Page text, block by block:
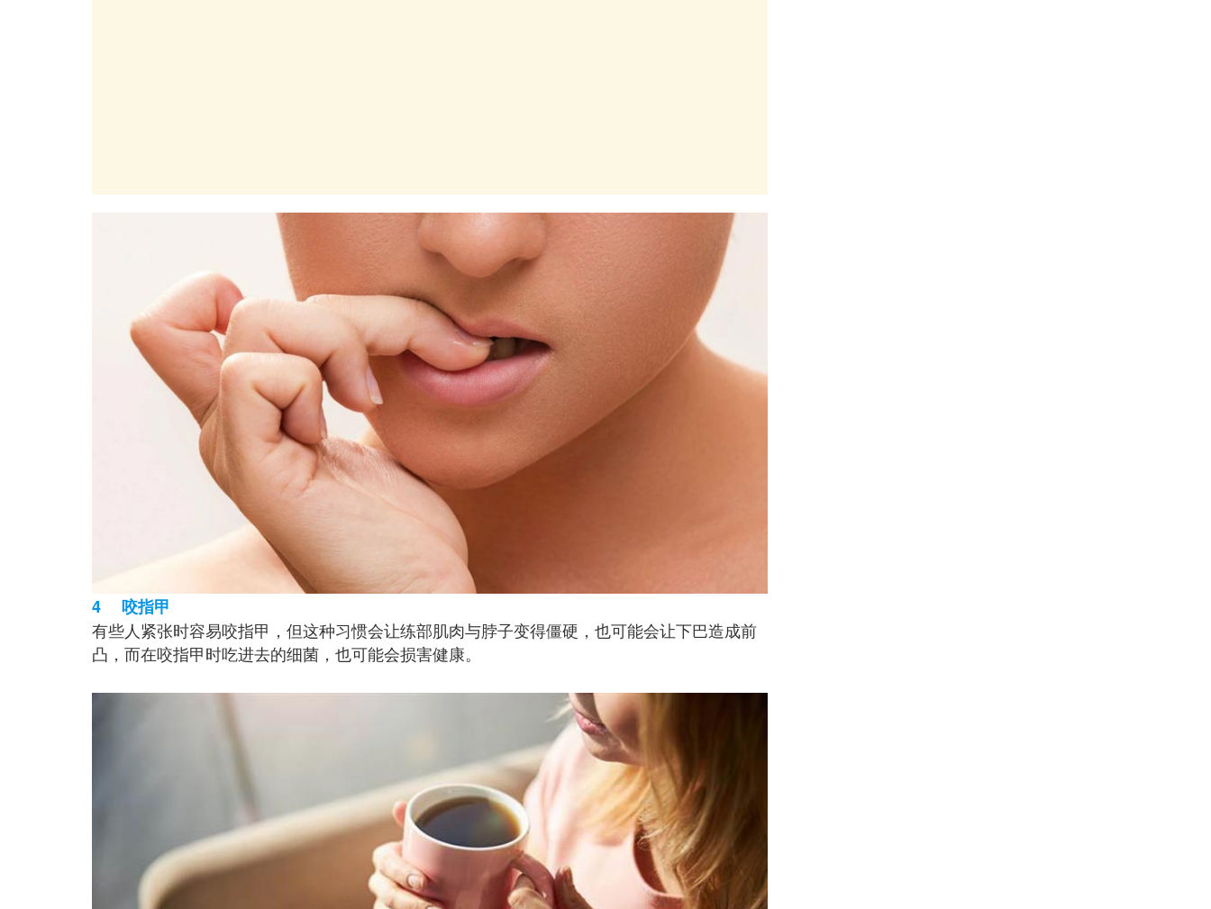
4 咬指甲
有些人紧张时容易咬指甲，但这种习惯会让练部肌肉与脖子变得僵硬，也可能会让下巴造成前
凸，而在咬指甲时吃进去的细菌，也可能会损害健康。